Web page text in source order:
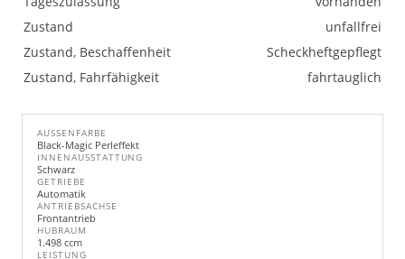
Zustand
unfallfrei
Zustand, Beschaffenheit
Scheckheftgepflegt
Zustand, Fahrfähigkeit
fahrtauglich
AUSSENFARBE
Black-Magic Perleffekt
INNENAUSSTATTUNG
Schwarz
GETRIEBE
Automatik
ANTRIEBSACHSE
Frontantrieb
HUBRAUM
1.498 ccm
LEISTUNG